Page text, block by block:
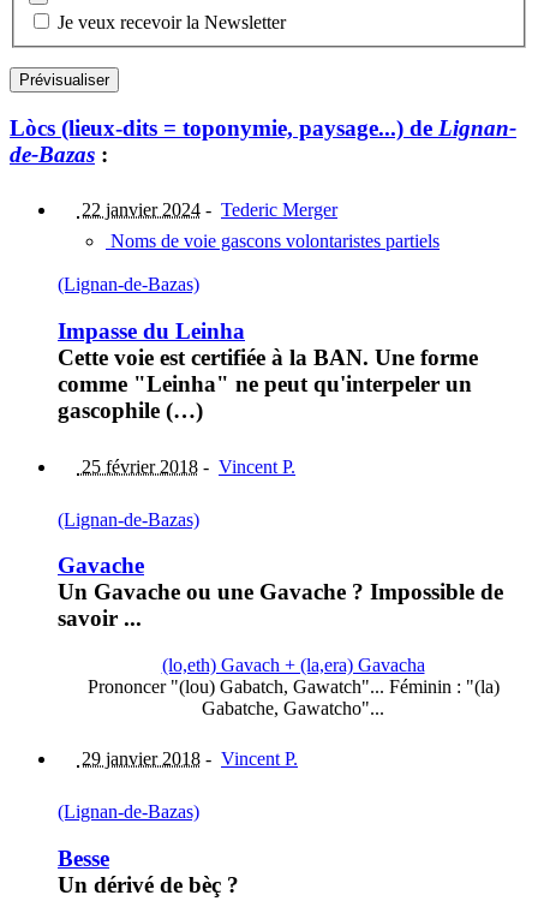
Je veux recevoir la Newsletter
Lòcs (lieux-dits = toponymie, paysage...) de Lignan-
de-Bazas :
22 janvier 2024 - Tederic Merger
Noms de voie gascons volontaristes partiels
(Lignan-de-Bazas)
Impasse du Leinha
Cette voie est certifiée à la BAN. Une forme
comme "Leinha" ne peut qu'interpeler un
gascophile (…)
25 février 2018 - Vincent P.
(Lignan-de-Bazas)
Gavache
Un Gavache ou une Gavache ? Impossible de
savoir ...
(lo,eth) Gavach + (la,era) Gavacha
Prononcer "(lou) Gabatch, Gawatch"... Féminin : "(la)
Gabatche, Gawatcho"...
29 janvier 2018 - Vincent P.
(Lignan-de-Bazas)
Besse
Un dérivé de bèç ?